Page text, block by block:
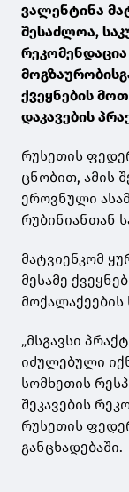
ვალენტინა
შესაძლოა,
რეკომენდაცია
ქვეყნების
დაკავების
რუსეთის
ცნობით, ამის
ეროვნული
რუბინიანთან
მატვიენკომ
მესამე
მოქალაქეების
„მსგავსი
იძულებული
სომხეთის
შეკავების
რუსეთის
განცხადებაში.